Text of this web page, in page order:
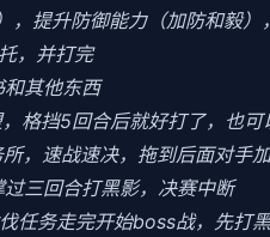
，提升防御能力（加防和毅
，并打完
其他东西
格挡5回合后就好打了，也可
，速战速决，拖到后面对手
三回合打黑影，决赛中断
任务走完开始boss战，先打